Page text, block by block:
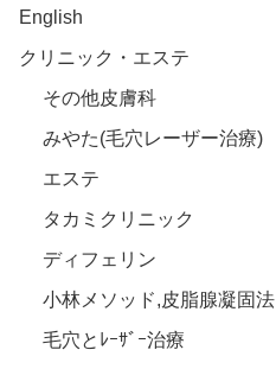
English
クリニック・エステ
その他皮膚科
みやた(毛穴レーザー治療)
エステ
タカミクリニック
ディフェリン
小林メソッド,皮脂腺凝固法
毛穴とﾚｰｻﾞｰ治療